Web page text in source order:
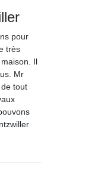
pour
très
Il
Mr
tout